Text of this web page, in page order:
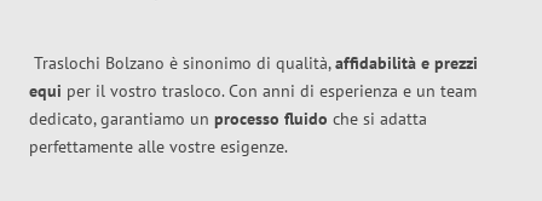
Traslochi Bolzano è sinonimo di qualità,affidabilità e prezzi
equi per il vostro trasloco. Con anni di esperienza e un team
dedicato, garantiamo un processo fluido che si adatta
perfettamente alle vostre esigenze.